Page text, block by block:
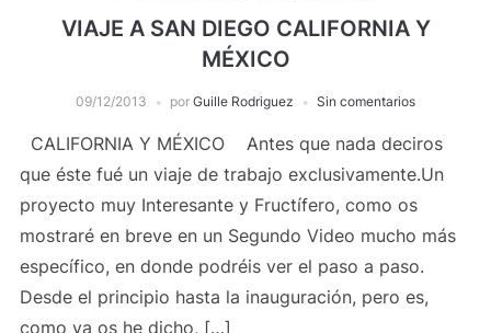
VIAJE A SAN DIEGO CALIFORNIA Y
MÉXICO
09/12/2013 por Guille Rodriguez Sin comentarios
CALIFORNIA Y MÉXICO Antes que nada deciros
que éste fué un viaje de trabajo exclusivamente.Un
proyecto muy Interesante y Fructífero, como os
mostraré en breve en un Segundo Video mucho más
específico, en donde podréis ver el paso a paso.
Desde el principio hasta la inauguración, pero es,
como ya os he dicho, […]